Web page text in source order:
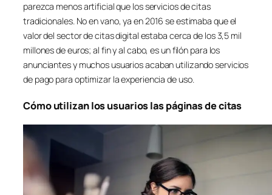
parezca menos artificial que los servicios de citas
tradicionales. No en vano, ya en 2016 se estimaba que el
valor del sector de citas digital estaba cerca de los 3,5 mil
millones de euros; al fin y al cabo, es un filón para los
anunciantes y muchos usuarios acaban utilizando servicios
de pago para optimizar la experiencia de uso.
Cómo utilizan los usuarios las páginas de citas